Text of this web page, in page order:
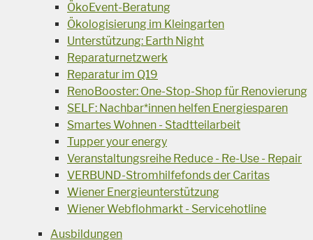
ÖkoEvent-Beratung
Ökologisierung im Kleingarten
Unterstützung: Earth Night
Reparaturnetzwerk
Reparatur im Q19
RenoBooster: One-Stop-Shop für Renovierung
SELF: Nachbar*innen helfen Energiesparen
Smartes Wohnen - Stadtteilarbeit
Tupper your energy
Veranstaltungsreihe Reduce - Re-Use - Repair
VERBUND-Stromhilfefonds der Caritas
Wiener Energieunterstützung
Wiener Webflohmarkt - Servicehotline
Ausbildungen